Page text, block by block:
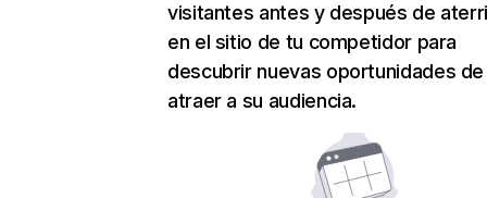
visitantes antes y después de
en el sitio de tu competidor para
descubrir nuevas oportunidades de
atraer a su audiencia.